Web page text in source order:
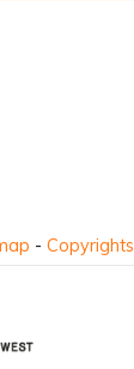
- Copyrights